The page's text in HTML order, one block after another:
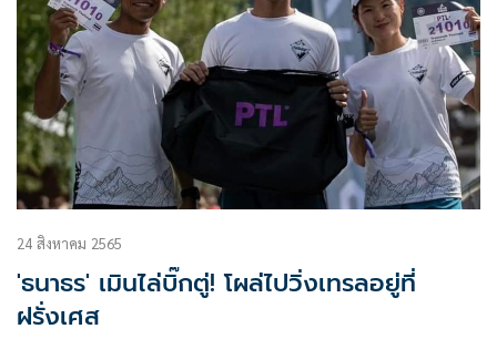
24 สิงหาคม 2565
'ธนาธร' เมินไล่บิ๊กตู่! โผล่ไปวิ่งเทรลอยู่ที่
ฝรั่งเศส